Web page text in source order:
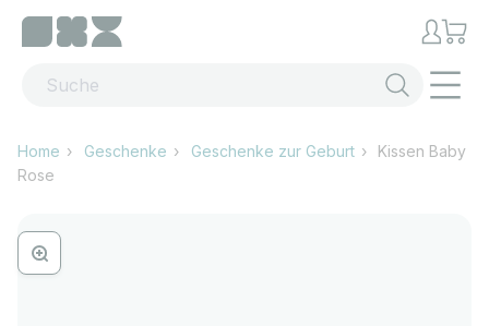
Menü
Home Geschenke Geschenke zur Geburt
Kissen Baby
Rose
Bild vergrössern